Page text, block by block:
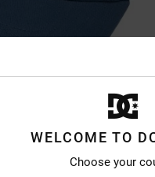
WELCOME TO
Choose your